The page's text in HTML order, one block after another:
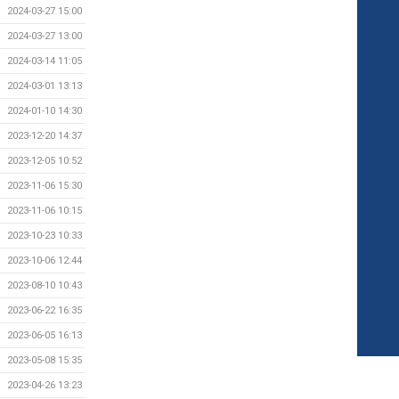
2024-03-27 15:00
2024-03-27 13:00
2024-03-14 11:05
2024-03-01 13:13
2024-01-10 14:30
2023-12-20 14:37
2023-12-05 10:52
2023-11-06 15:30
2023-11-06 10:15
2023-10-23 10:33
2023-10-06 12:44
2023-08-10 10:43
2023-06-22 16:35
2023-06-05 16:13
2023-05-08 15:35
2023-04-26 13:23